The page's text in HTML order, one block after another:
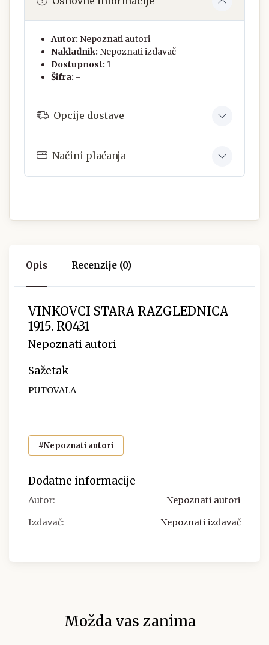
Autor: Nepoznati autori
Nakladnik: Nepoznati izdavač
Dostupnost: 1
Šifra: -
Opcije dostave
Načini plaćanja
Opis Recenzije (0)
VINKOVCI STARA RAZGLEDNICA
1915. R0431
Nepoznati autori
Sažetak
PUTOVALA
#Nepoznati autori
Dodatne informacije
Autor: Nepoznati autori
Izdavač: Nepoznati izdavač
Možda vas zanima